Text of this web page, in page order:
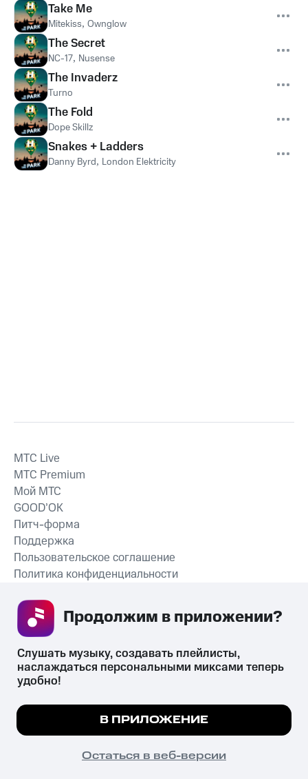
Take Me
Mitekiss, Ownglow
The Secret
NC-17, Nusense
The Invaderz
Turno
The Fold
Dope Skillz
Snakes + Ladders
Danny Byrd, London Elektricity
СКАЧАТЬ ПРИЛОЖЕНИЕ
MTС Live
MTС Premium
Мой МТС
GOOD’OK
Питч-форма
Поддержка
Пользовательское соглашение
Политика конфиденциальности
психотропных веществ, их аналогов причиняет вред здоровью,
их незаконный оборот запрещён и влечёт установленную
законодательством ответственность.
© 2026 ООО «КИОН».
Все права защищены
Мы используем куки, чтобы на сайте все
Подробнее
ПОНЯТНО
Слушать музыку, создавать плейлисты,
наслаждаться персональными миксами теперь
удобно!
В ПРИЛОЖЕНИЕ
Остаться в веб-версии